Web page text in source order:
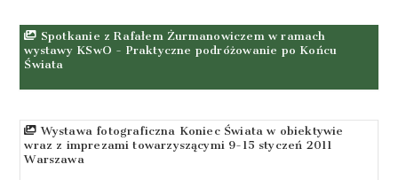
Spotkanie z Rafałem Żurmanowiczem w ramach
wystawy KSwO - Praktyczne podróżowanie po Końcu
Świata
Wystawa fotograficzna Koniec Świata w obiektywie
wraz z imprezami towarzyszącymi 9-15 styczeń 2011
Warszawa